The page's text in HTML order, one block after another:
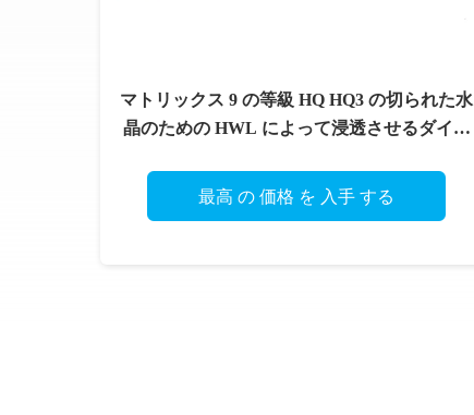
マトリックス 9 の等級 HQ HQ3 の切られた水
晶のための HWL によって浸透させるダイヤ
最高 の 価格 を 入手 する